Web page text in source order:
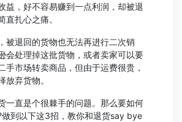
，好不容易赚到一点利润，却被退
直扎心之痛。
退回的货物也无法再进行二次销
会处理掉这批货物，或者卖家可以要
手市场转卖商品，但由于运费很贵，
放弃货物。
直是个很棘手的问题。那么要如何
做到以下这3招，教你和退货say bye